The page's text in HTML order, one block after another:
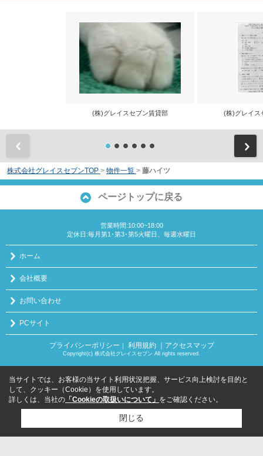
(株)グレイスセブン賃貸部 (株)グレイス
株式会社グレイスセブンTOP > 物件一覧 > 藤ハイツ
ページトップに戻る
営業時間:10:00~18:00
定休日:毎月第1･第3･第5火曜日、毎週水曜日
ホーム
会社概要
お問い合わせ
PCサイト
プライバシーポリシー 利用規約 ｜アクセスマップ
Copyright(c) 株式会社グレイスセブン All rights reserved.
当サイトでは、お客様の当サイト利用状況把握、サービス向上検討を目的と
して、クッキー（Cookie）を使用しています。
詳しくは、当社の 「Cookieの取扱いについて」 をご確認ください。
閉じる